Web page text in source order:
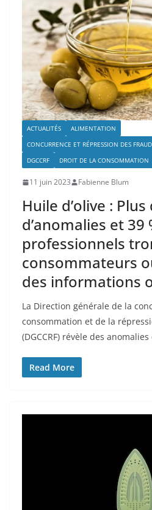
ACTUALITÉS
ALIMENTATION
CONCURRENCE ET RÉPRESSION DES
DGCCRF
DROIT DE LA CONSOMMATION
11 juin 2023 Fabienne Blum
Huile d’olive : Plus
d’anomalies et 39
professionnels
consommateurs
des informations
La Direction générale de la
consommation et de la
(DGCCRF) révèle des anomalies
Read More